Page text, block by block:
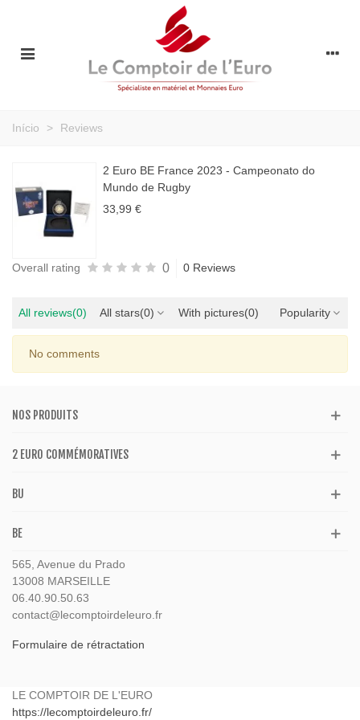
Início > Reviews
2 Euro BE France 2023 - Campeonato do
Mundo de Rugby
33,99 €
Overall rating 0 0 Reviews
All reviews(0) All stars(0) With pictures(0) Popularity
No comments
NOS PRODUITS
2 EURO COMMÉMORATIVES
BU
BE
565, Avenue du Prado
13008 MARSEILLE
06.40.90.50.63
contact@lecomptoirdeleuro.fr
Formulaire de rétractation
LE COMPTOIR DE L'EURO
https://lecomptoirdeleuro.fr/